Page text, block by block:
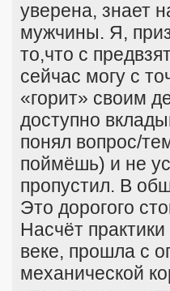
уверена, знает
мужчины. Я,
то,что с
сейчас могу с
«горит» своим
доступно
понял вопрос/
поймёшь) и не
пропустил. В
Это дорогого
Насчёт
веке, прошла с
механической